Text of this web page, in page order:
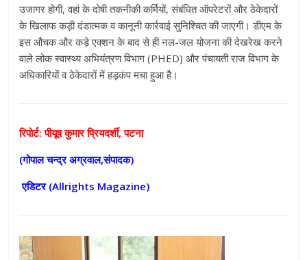
उजागर होगी, वहां के दोषी तकनीकी कर्मियों, संबंधित ऑपरेटरों और ठेकेदारों
के खिलाफ कड़ी दंडात्मक व कानूनी कार्रवाई सुनिश्चित की जाएगी। डीएम के
इस औचक और कड़े एक्शन के बाद से ही नल-जल योजना की देखरेख करने
वाले लोक स्वास्थ्य अभियंत्रण विभाग (PHED) और पंचायती राज विभाग के
अधिकारियों व ठेकेदारों में हड़कंप मचा हुआ है।
रिपोर्ट: पीयूष कुमार प्रियदर्शी, पटना
(गोपाल चन्द्र अग्रवाल,संपादक)
एडिटर (Allrights Magazine)